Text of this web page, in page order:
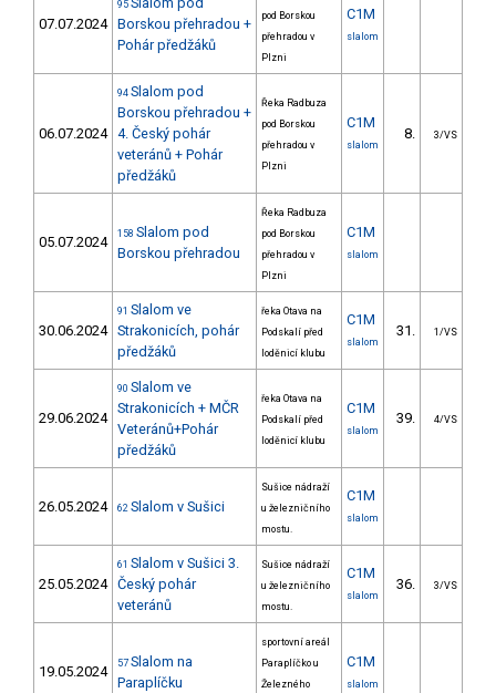
07.07.2024
95
Borskou přehradou +
Pohár předžáků
pod Borskou
přehradou v
Plzni
C1M
slalom
06.07.2024
94 Slalom pod
Borskou přehradou +
4. Český pohár
veteránů + Pohár
předžáků
Řeka Radbuza
pod Borskou
přehradou v
Plzni
C1M
slalom
8. 3/VS
05.07.2024 158 Slalom pod
Borskou přehradou
Řeka Radbuza
pod Borskou
přehradou v
Plzni
C1M
slalom
30.06.2024
91 Slalom ve
Strakonicích, pohár
předžáků
řeka Otava na
Podskalí před
loděnicí klubu
C1M
slalom
31. 1/VS
29.06.2024
90 Slalom ve
Strakonicích + MČR
Veteránů+Pohár
předžáků
řeka Otava na
Podskalí před
loděnicí klubu
C1M
slalom
39. 4/VS
26.05.2024 62 Slalom v Sušici
Sušice nádraží
u železničního
mostu.
C1M
slalom
25.05.2024
61 Slalom v Sušici 3.
Český pohár
veteránů
Sušice nádraží
u železničního
mostu.
C1M
slalom
36. 3/VS
19.05.2024 57 Slalom na
Paraplíčku
sportovní areál
Paraplíčko u
Železného
C1M
slalom